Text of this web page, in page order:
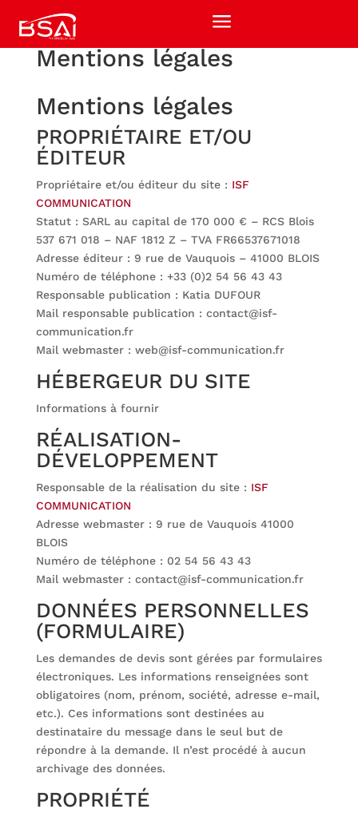
a
Mentions légales
Mentions légales
PROPRIÉTAIRE ET/OU
ÉDITEUR
Propriétaire et/ou éditeur du site : ISF
COMMUNICATION
Statut : SARL au capital de 170 000 € – RCS Blois
537 671 018 – NAF 1812 Z – TVA FR66537671018
Adresse éditeur : 9 rue de Vauquois – 41000 BLOIS
Numéro de téléphone : +33 (0)2 54 56 43 43
Responsable publication : Katia DUFOUR
Mail responsable publication : contact@isf-
communication.fr
Mail webmaster : web@isf-communication.fr
HÉBERGEUR DU SITE
Informations à fournir
RÉALISATION-
DÉVELOPPEMENT
Responsable de la réalisation du site : ISF
COMMUNICATION
Adresse webmaster : 9 rue de Vauquois 41000
BLOIS
Numéro de téléphone : 02 54 56 43 43
Mail webmaster : contact@isf-communication.fr
DONNÉES PERSONNELLES
(FORMULAIRE)
Les demandes de devis sont gérées par formulaires
électroniques. Les informations renseignées sont
obligatoires (nom, prénom, société, adresse e-mail,
etc.). Ces informations sont destinées au
destinataire du message dans le seul but de
répondre à la demande. Il n’est procédé à aucun
archivage des données.
PROPRIÉTÉ